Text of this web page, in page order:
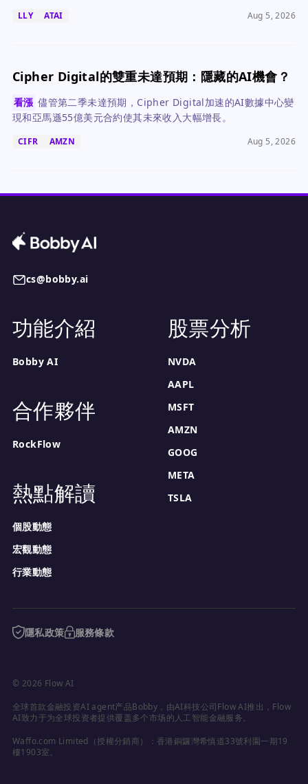
LLY ATAI Aug 5, 2026
Cipher Digital的雙重未達預期：隱藏的AI機會？
看漲 儘管第二季未達預期，Cipher Digital加速的AI數據中心變
現和亞馬遜55億美元合約使其未來收入大幅增長。
CIFR AMZN Aug 5, 2026
cs@bobby.ai
功能介紹
Bobby AI
合作夥伴
RockFlow
熱點解讀
個股動態
宏觀動態
行業動態
股票分析
NVDA
AAPL
MSFT
AMZN
GOOG
META
TSLA
隱私政策 服務條款
© 2026 Flow AI
全球首款金融投资AI agent产品Bobby，由AI科技公司Flow AI推出，Flow
AI致力于为全球投资者提供覆盖多个市场的人工智能金融服务。
Waffo.com Limited（授權分銷商）：香港銅鑼灣希慎道33號利園一期19
樓1903室。